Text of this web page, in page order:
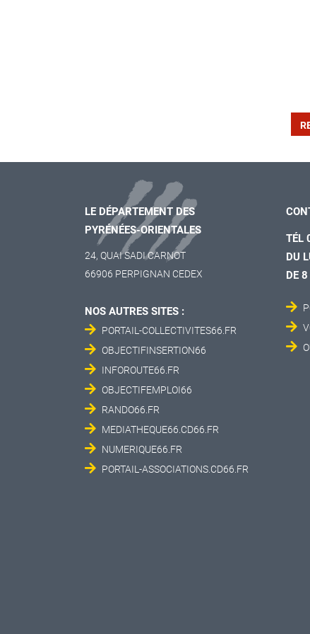
LE DÉPARTEMENT DES
PYRÉNÉES-ORIENTALES
24, QUAI SADI CARNOT
66906 PERPIGNAN CEDEX
NOS AUTRES SITES :
PORTAIL-COLLECTIVITES66.FR
OBJECTIFINSERTION66
INFOROUTE66.FR
OBJECTIFEMPLOI66
RANDO66.FR
MEDIATHEQUE66.CD66.FR
NUMERIQUE66.FR
PORTAIL-ASSOCIATIONS.CD66.FR
TÉL
DU
DE